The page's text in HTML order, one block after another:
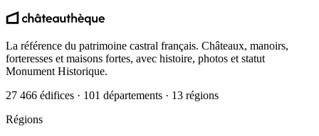
La référence du patrimoine castral français. Châteaux, manoirs,
forteresses et maisons fortes, avec histoire, photos et statut
Monument Historique.
27 466 édifices · 101 départements · 13 régions
Régions